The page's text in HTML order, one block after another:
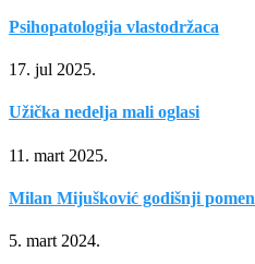
Psihopatologija vlastodržaca
17. jul 2025.
Užička nedelja mali oglasi
11. mart 2025.
Milan Mijušković godišnji pomen
5. mart 2024.